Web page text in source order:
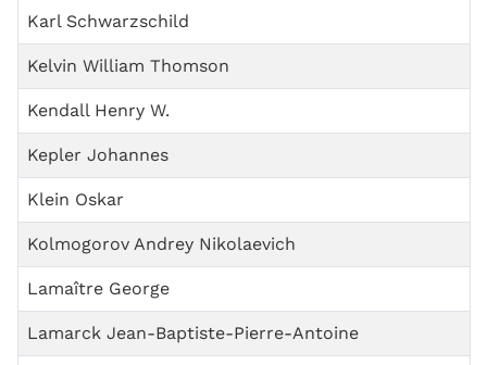
Karl Schwarzschild
Kelvin William Thomson
Kendall Henry W.
Kepler Johannes
Klein Oskar
Kolmogorov Andrey Nikolaevich
Lamaître George
Lamarck Jean-Baptiste-Pierre-Antoine